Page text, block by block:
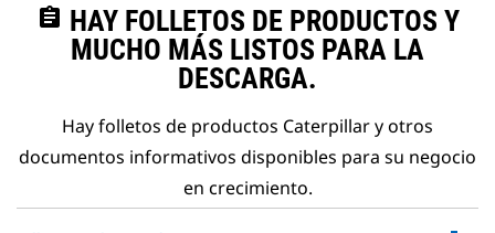
assignment HAY FOLLETOS DE PRODUCTOS Y
MUCHO MÁS LISTOS PARA LA
DESCARGA.
Hay folletos de productos Caterpillar y otros
documentos informativos disponibles para su negocio
en crecimiento.